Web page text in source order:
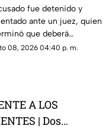
casa en Santa Rosa
fue detenido y
ante un juez, quien
que deberá
en prisión
08, 2026 04:40 p. m.
A LOS
| Dos